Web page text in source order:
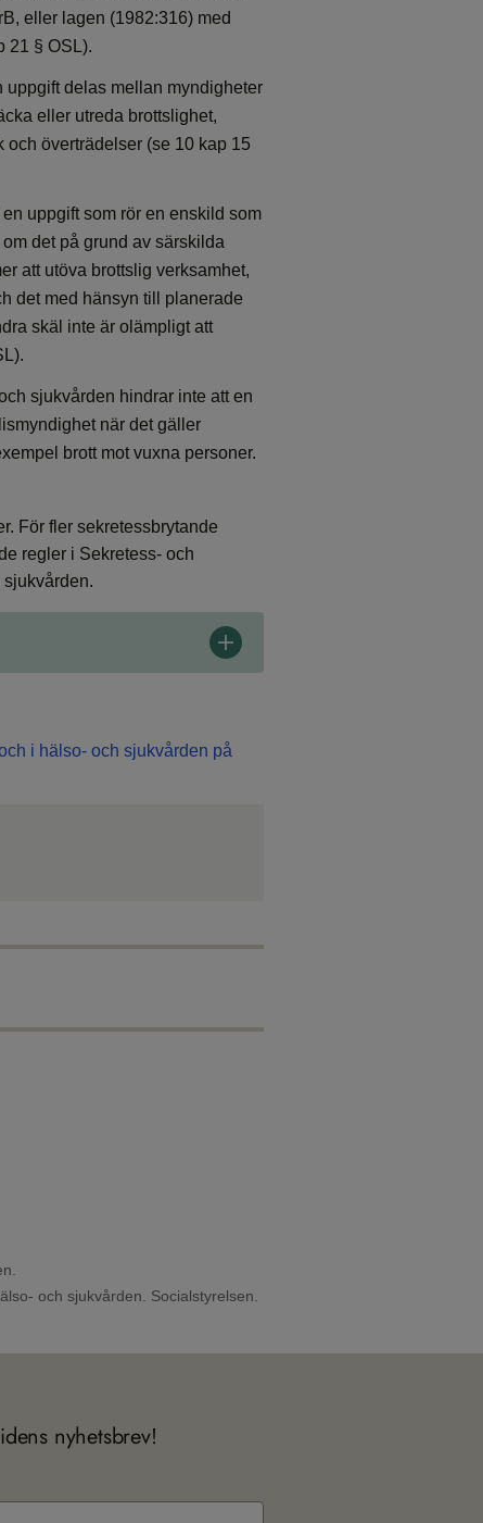
eller lagen (1982:316) med
21 § OSL).
uppgift delas mellan myndigheter
eller utreda brottslighet,
överträdelser (se 10 kap 15
uppgift som rör en enskild som
det på grund av särskilda
att utöva brottslig verksamhet,
det med hänsyn till planerade
skäl inte är olämpligt att
sjukvården hindrar inte att en
när det gäller
brott mot vuxna personer.
För fler sekretessbrytande
regler i Sekretess- och
i hälso- och sjukvården på
och sjukvården. Socialstyrelsen.
nyhetsbrev!